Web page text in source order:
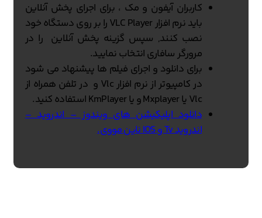
کاربران آیفون و مک ، برای اجرای پخش آنلاین
باید نرم افزار VLC Player را بر روی دستگاه خود
نصب کنند, سپس گزینه پخش آنلاین را در
مرورگر سافاری انتخاب نمایید.
برای دانلود و اجرای فیلم ها پیشنهاد می شود
در کامپیوتر از نرم افزار Vlc و در تلفن همراه از
Vlc یا Mxplayer و یا KmPlayer استفاده کنید.
دانلود اپلیکیشن های ویندوز – اندروید –
اندروید Tv و IOS ناین مووی.